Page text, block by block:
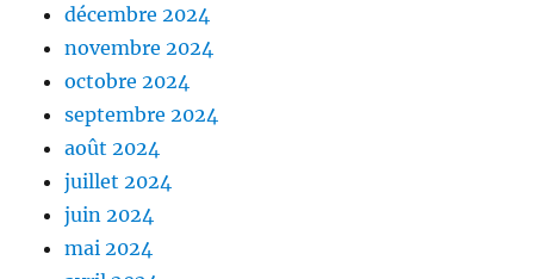
décembre 2024
novembre 2024
octobre 2024
septembre 2024
août 2024
juillet 2024
juin 2024
mai 2024